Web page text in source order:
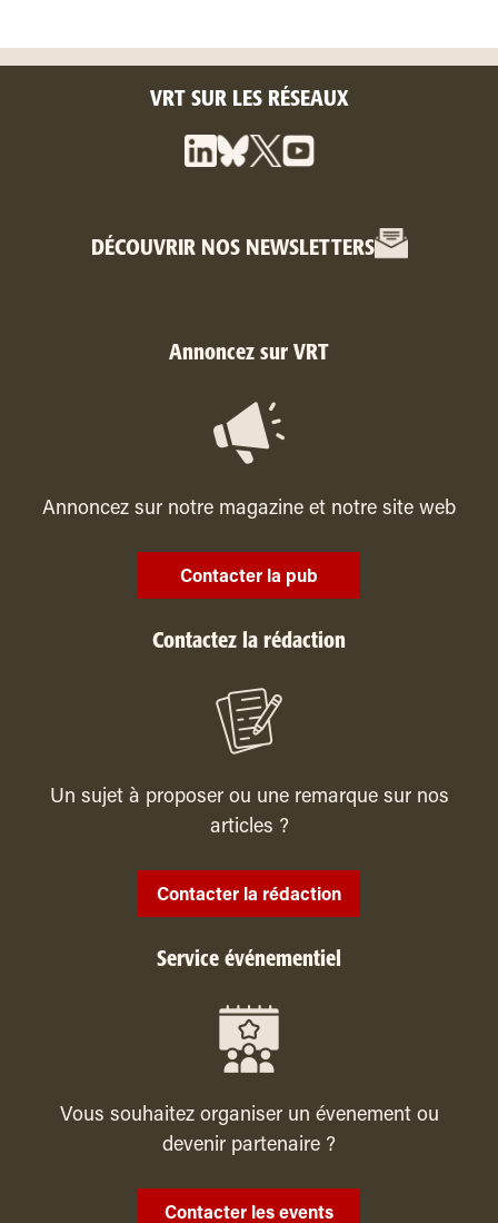
VRT SUR LES RÉSEAUX
DÉCOUVRIR NOS NEWSLETTERS
Annoncez sur VRT
Annoncez sur notre magazine et notre site web
Contacter la pub
Contactez la rédaction
Un sujet à proposer ou une remarque sur nos
articles ?
Contacter la rédaction
Service événementiel
Vous souhaitez organiser un évenement ou
devenir partenaire ?
Contacter les events